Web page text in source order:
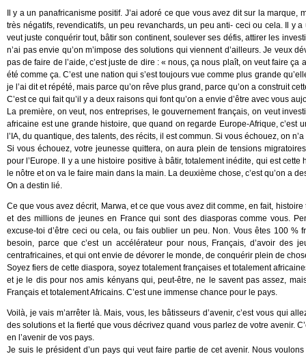
Il y a un panafricanisme positif. J’ai adoré ce que vous avez dit sur la
très négatifs, revendicatifs, un peu revanchards, un peu anti- ceci ou cela. Il y
veut juste conquérir tout, bâtir son continent, soulever ses défis, attirer les
n’ai pas envie qu’on m’impose des solutions qui viennent d’ailleurs. Je veux
pas de faire de l’aide, c’est juste de dire : « nous, ça nous plaît, on veut faire
été comme ça. C’est une nation qui s’est toujours vue comme plus grande
je l’ai dit et répété, mais parce qu’on rêve plus grand, parce qu’on a construit
C’est ce qui fait qu’il y a deux raisons qui font qu’on a envie d’être avec vous
La première, on veut, nos entreprises, le gouvernement français, on veut
africaine est une grande histoire, que quand on regarde Europe-Afrique,
l’IA, du quantique, des talents, des récits, il est commun. Si vous échouez, on
Si vous échouez, votre jeunesse quittera, on aura plein de tensions
pour l’Europe. Il y a une histoire positive à bâtir, totalement inédite, qui est
le nôtre et on va le faire main dans la main. La deuxième chose, c’est qu’on a
On a destin lié.
Ce que vous avez décrit, Marwa, et ce que vous avez dit comme, en fait,
et des millions de jeunes en France qui sont des diasporas comme vous.
excuse-toi d’être ceci ou cela, ou fais oublier un peu. Non. Vous êtes 100
besoin, parce que c’est un accélérateur pour nous, Français, d’avoir des
centrafricaines, et qui ont envie de dévorer le monde, de conquérir plein de
Soyez fiers de cette diaspora, soyez totalement françaises et totalement
et je le dis pour nos amis kényans qui, peut-être, ne le savent pas assez,
Français et totalement Africains. C’est une immense chance pour le pays.
Voilà, je vais m’arrêter là. Mais, vous, les bâtisseurs d’avenir, c’est vous qui
des solutions et la fierté que vous décrivez quand vous parlez de votre avenir.
en l’avenir de vos pays.
Je suis le président d’un pays qui veut faire partie de cet avenir. Nous